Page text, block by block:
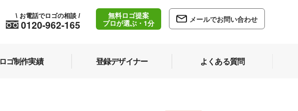
0120-962-165
\ お電話でロゴの相談 /
無料ロゴ提案
プロが選ぶ・1分
メールでお問い合わせ
ロゴ制作実績 登録デザイナー よくある質問